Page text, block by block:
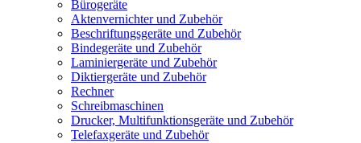
Bürogeräte
Aktenvernichter und Zubehör
Beschriftungsgeräte und Zubehör
Bindegeräte und Zubehör
Laminiergeräte und Zubehör
Diktiergeräte und Zubehör
Rechner
Schreibmaschinen
Drucker, Multifunktionsgeräte und Zubehör
Telefaxgeräte und Zubehör